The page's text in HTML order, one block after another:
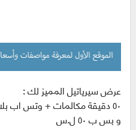
عرض سيرياتيل المميز لك :
٥٠ دقيقة مكالمات + وتس اب بلا حدود
و بس ب ٥٠ ل.س